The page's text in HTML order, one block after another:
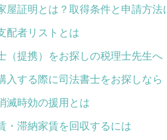
屋証明とは？取得条件と申請方法
配者リストとは
（提携）をお探しの税理士先生へ
入する際に司法書士をお探しなら
滅時効の援用とは
・滞納家賃を回収するには